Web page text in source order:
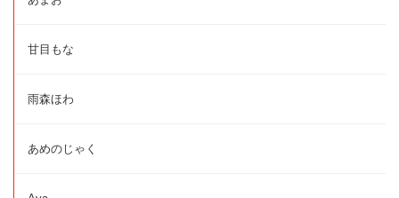
甘目もな
雨森ほわ
あめのじゃく